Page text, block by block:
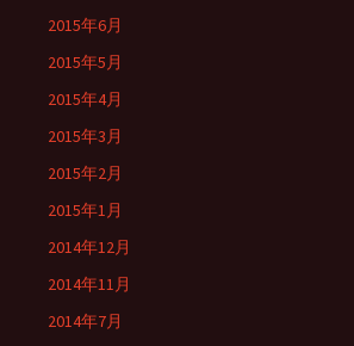
2015年6月
2015年5月
2015年4月
2015年3月
2015年2月
2015年1月
2014年12月
2014年11月
2014年7月